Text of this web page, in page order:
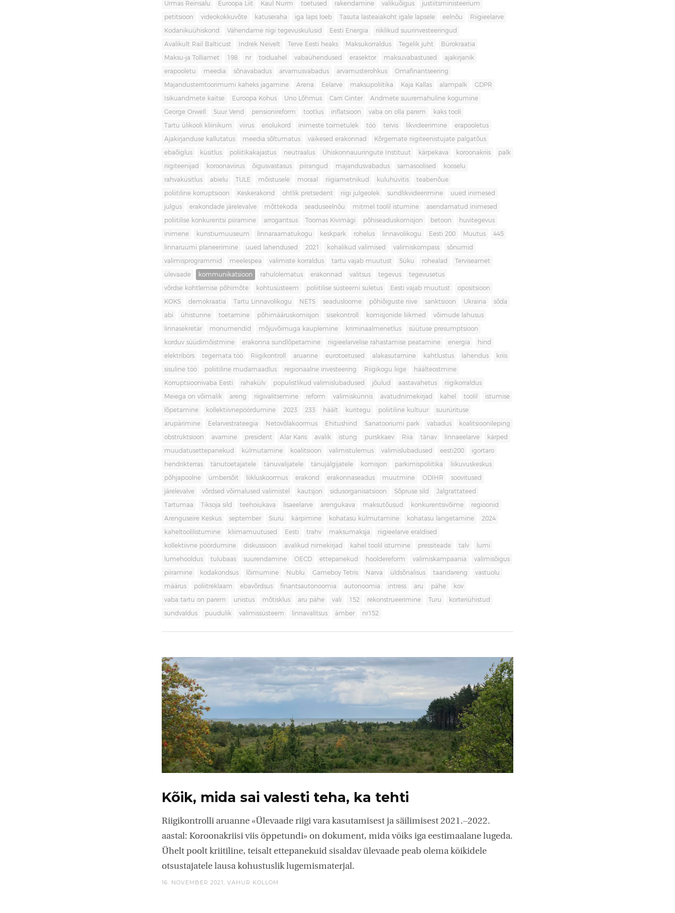
Urmas Reinsalu Euroopa Liit Kaul Nurm toetused rakendamine valikuõigus justiitsministeerium
petitsioon videokokkuvõte katuseraha iga laps loeb Tasuta lasteaiakoht igale lapsele eelnõu Riigieelarve
Kodanikuühiskond Vähendame riigi tegevuskulusid Eesti Energia riiklikud suurinvesteeringud
Avalikult Rail Balticust Indrek Neivelt Terve Eesti heaks Maksukorraldus Tegelik juht Bürokraatia
Maksu-ja Tolliamet 198 nr toiduahel vabaühendused erasektor maksuvabastused ajakirjanik
erapooletu meedia sõnavabadus arvamusvabadus arvamusterohkus Omafinantseering
Majandusterritoorimumi kaheks jagamine Arena Eelarve maksupoliitika Kaja Kallas alampalk GDPR
Isikuandmete kaitse Euroopa Kohus Uno Lõhmus Carri Ginter Andmete suuremahuline kogumine
George Orwell Suur Vend pensionireform tootlus inflatsioon vaba on olla parem kaks tooli
Tartu ülikooli kliinikum viirus eriolukord inimeste toimetulek töö tervis likvideerimine erapooletus
Ajakirjanduse kallutatus meedia sõltumatus väikesed erakonnad Kõrgemate riigiteenistujate palgatõus
ebaõiglus küsitlus poliitikakajastus neutraalus Ühiskonnauuringute Instituut kärpekava koroonakriis palk
riigiteenijad koroonaviirus õigusvastasus piirangud majandusvabadus samasoolised kooselu
rahvaküsitlus abielu TULE mõistusele moraal riigiametnikud kuluhüvitis teabenõue
poliitiline korruptsioon Keskerakond ohtlik pretsedent riigi julgeolek sundlikvideerimine uued inimesed
julgus erakondade järelevalve mõttekoda seaduseelnõu mitmel toolil istumine asendamatud inimesed
poliitilise konkurentsi piiramine arrogantsus Toomas Kivimägi põhiseaduskomisjon betoon huvitegevus
inimene kunstiumuuseum linnaraamatukogu keskpark rohelus linnavolikogu Eesti 200 Muutus 445
linnaruumi planeerimine uued lahendused 2021 kohalikud valimised valimiskompass sõnumid
valimisprogrammid meelespea valimiste korraldus tartu vajab muutust Süku rohealad Terviseamet
ülevaade kommunikatsioon rahulolematus erakonnad valitsus tegevus tegevusetus
võrdse kohtlemise põhimõte kohtusüsteem poliitilise süsteemi suletus Eesti vajab muutust opositsioon
KOKS demokraatia Tartu Linnavolikogu NETS seadusloome põhiõiguste riive sanktsioon Ukraina sõda
abi ühistunne toetamine põhimääruskomisjon sisekontroll komisjonide liikmed võimude lahusus
linnasekretär monumendid mõjuvõimuga kauplemine kriminaalmenetlus süütuse presumptsioon
korduv süüdimõistmine erakonna sundlõpetamine riigieelarvelise rahastamise peatamine energia hind
elektribörs tegemata töö Riigikontroll aruanne eurotoetused alakasutamine kahtlustus lahendus kriis
sisuline töö poliitiline mudamaadlus regionaalne investeering Riigikogu liige häälteostmine
Korruptsioonivaba Eesti rahakülv populistlikud valimislubadused jõulud aastavahetus riigikorraldus
Meiega on võimalik areng riigivalitsemine reform valimiskünnis avatudnimekirjad kahel toolil istumise
lõpetamine kollektiivnepöördumine 2023 233 häält kuritegu poliitiline kultuur suurürituse
arupärimine Eelarvestrateegia Netovõlakoormus Ehitushind Sanatooriumi park vabadus koalitsioonileping
obstruktsioon avamine president Alar Karis avalik istung purskkaev Riia tänav linnaeelarve kärped
muudatusettepanekud külmutamine koalitsioon valimistulemus valimislubadused eesti200 igortaro
hendrikterras tänutoetajatele tänuvalijatele tänujälgijatele komisjon parkimispoliitika liikuvuskeskus
põhjapoolne ümbersõit liikluskoormus erakond erakonnaseadus muutmine ODIHR soovitused
järelevalve võrdsed võimalused valimistel kautsjon sidusorganisatsioon Sõpruse sild Jalgrattateed
Tartumaa Tiksoja sild teehoiukava lisaeelarve arengukava maksutõusud konkurentsivõime regioonid
Arenguseire Keskus september Siuru kärpimine kohatasu külmutamine kohatasu langetamine 2024
kaheltoolilistumine kliimamuutused Eesti trahv maksumaksja riigieelarve eraldised
kollektiivne pöördumine diskussioon avalikud nimekirjad kahel toolil istumine pressiteade talv lumi
lumehooldus tulubaas suurendamine OECD ettepanekud hooldereform valimiskampaania valimisõigus
piiramine kodakondsus lõimumine Nublu Gameboy Tetris Narva üldsõnalisus taandareng vastuolu
määrus poliitreklaam ebavõrdsus finantsautonoomia autonoomia intress aru pähe kov
vaba tartu on parem unistus mõtisklus aru pähe vali 152 rekonstrueerimine Turu korteriühistud
sundvaldus puudulik valimissüsteem linnavalitsus ämber nr152
Kõik, mida sai valesti teha, ka tehti
Riigikontrolli aruanne «Ülevaade riigi vara kasutamisest ja säilimisest 2021.–2022.
aastal: Koroonakriisi viis õppetundi» on dokument, mida võiks iga eestimaalane lugeda.
Ühelt poolt kriitiline, teisalt ettepanekuid sisaldav ülevaade peab olema kõikidele
otsustajatele lausa kohustuslik lugemismaterjal.
16. NOVEMBER 2021, VAHUR KOLLOM